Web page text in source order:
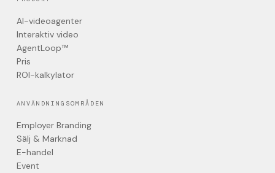
AI-videoagenter
Interaktiv video
AgentLoop™
Pris
ROI-kalkylator
ANVÄNDNINGSOMRÅDEN
Employer Branding
Sälj & Marknad
E-handel
Event